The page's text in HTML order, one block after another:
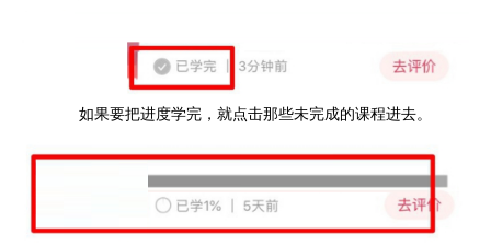
如果要把进度学完，就点击那些未完成的课程进去。